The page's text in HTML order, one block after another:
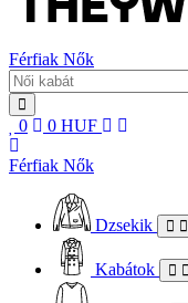
Férfiak Nők
0 0 HUF
Férfiak Nők
Dzsekik
Kabátok